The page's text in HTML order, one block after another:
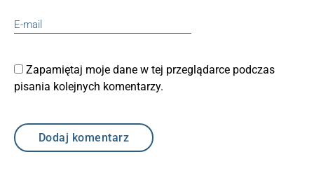
Zapamiętaj moje dane w tej przeglądarce podczas
pisania kolejnych komentarzy.